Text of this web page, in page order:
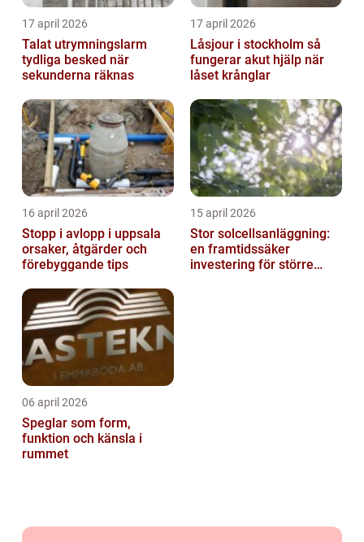
17 april 2026
Talat utrymningslarm
tydliga besked när
sekunderna räknas
17 april 2026
Låsjour i stockholm så
fungerar akut hjälp när
låset krånglar
16 april 2026
Stopp i avlopp i uppsala
orsaker, åtgärder och
förebyggande tips
15 april 2026
Stor solcellsanläggning:
en framtidssäker
investering för större
06 april 2026
Speglar som form,
funktion och känsla i
rummet